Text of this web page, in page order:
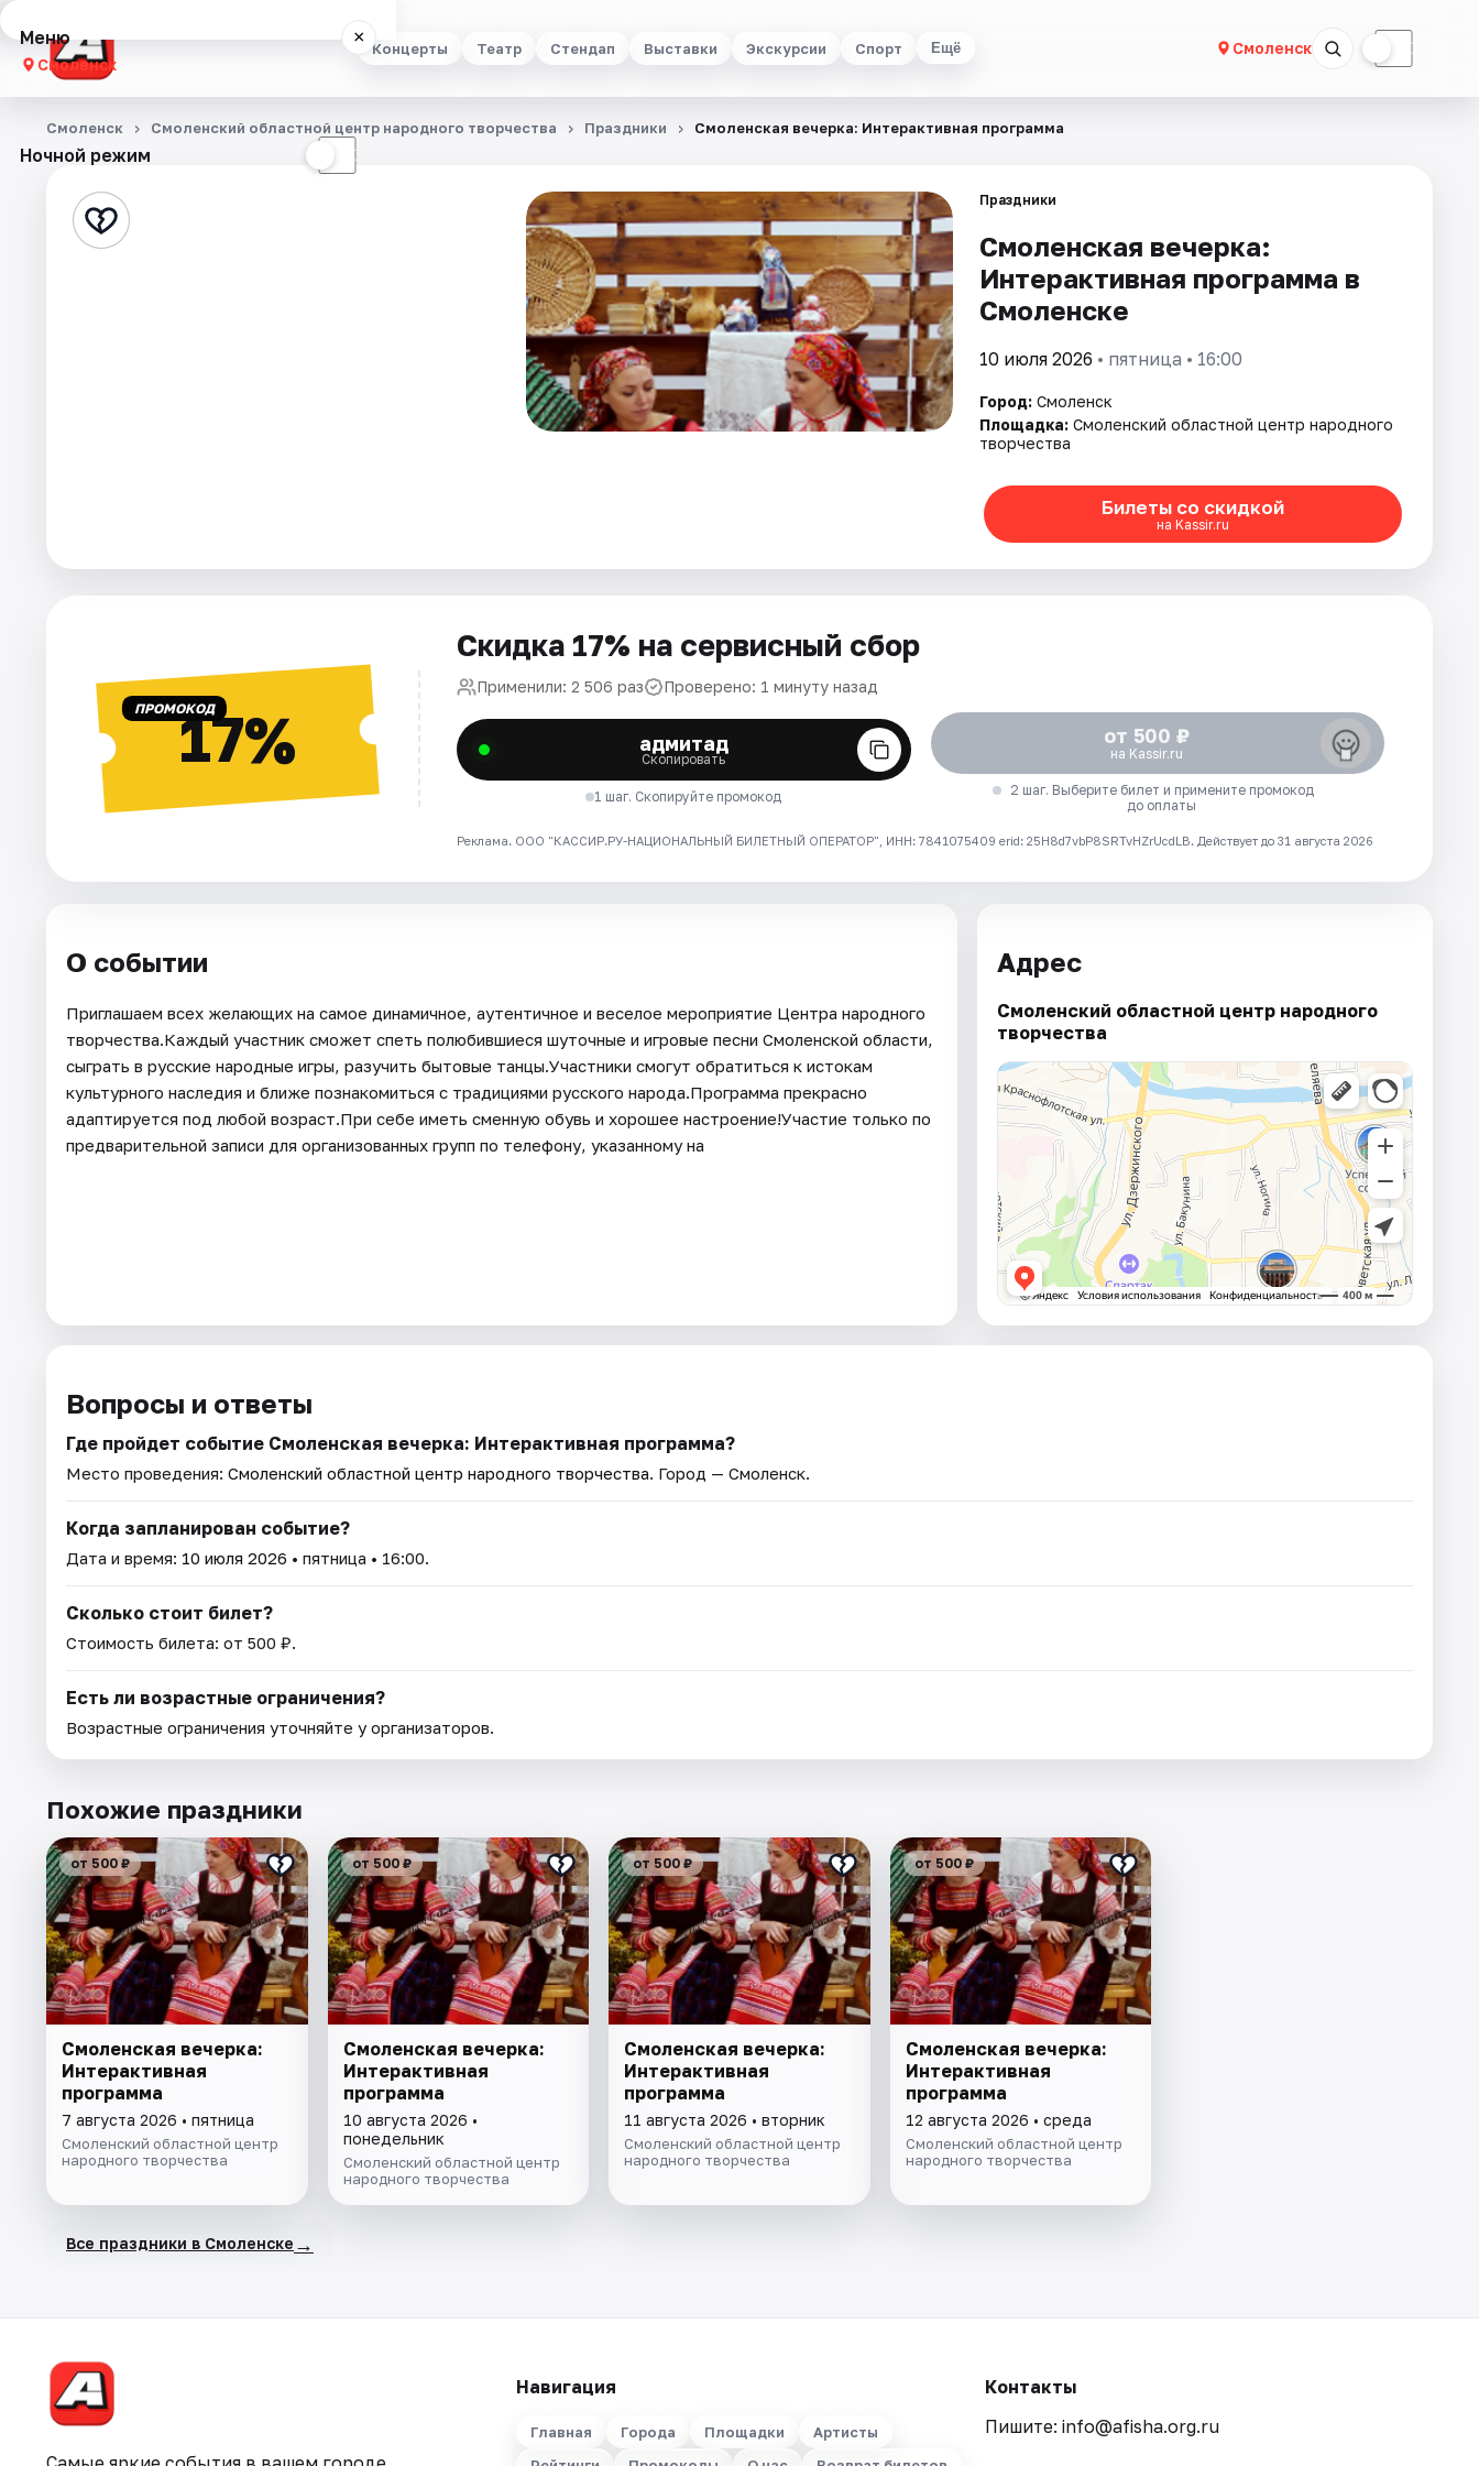
Концерты Театр Стендап Выставки Экскурсии Спорт Ещё Смоленск ☾
Меню ×
Смоленск
Концерты
Стендап
Ночной режим ☾
Смоленск Смоленский областной центр народного творчества Праздники Смоленская вечерка: Интерактивная программа
Праздники
Смоленская вечерка:
Интерактивная программа в
Смоленске
10 июля 2026 • пятница • 16:00
Город: Смоленск
Площадка: Смоленский областной центр народного
творчества
Билеты со скидкой
на Kassir.ru
ПРОМОКОД17%
Скидка 17% на сервисный сбор
Применили: 2 506 раз Проверено: 1 минуту назад
адмитад
Скопировать
1 шаг. Скопируйте промокод
от 500 ₽
на Kassir.ru
2 шаг. Выберите билет и примените промокод
до оплаты
Реклама. ООО "КАССИР.РУ-НАЦИОНАЛЬНЫЙ БИЛЕТНЫЙ ОПЕРАТОР", ИНН: 7841075409 erid: 25H8d7vbP8SRTvHZrUcdLB. Действует до 31 августа 2026
О событии
Приглашаем всех желающих на самое динамичное, аутентичное и веселое мероприятие Центра народного
творчества.Каждый участник сможет спеть полюбившиеся шуточные и игровые песни Смоленской области,
сыграть в русские народные игры, разучить бытовые танцы.Участники смогут обратиться к истокам
культурного наследия и ближе познакомиться с традициями русского народа.Программа прекрасно
адаптируется под любой возраст.При себе иметь сменную обувь и хорошее настроение!Участие только по
предварительной записи для организованных групп по телефону, указанному на
Адрес
Смоленский областной центр народного
творчества
Вопросы и ответы
Где пройдет событие Смоленская вечерка: Интерактивная программа?
Место проведения: Смоленский областной центр народного творчества. Город — Смоленск.
Когда запланирован событие?
Дата и время: 10 июля 2026 • пятница • 16:00.
Сколько стоит билет?
Стоимость билета: от 500 ₽.
Есть ли возрастные ограничения?
Возрастные ограничения уточняйте у организаторов.
Похожие праздники
от 500 ₽
Смоленская вечерка:
Интерактивная
программа
7 августа 2026 • пятница
Смоленский областной центр
народного творчества
от 500 ₽
Смоленская вечерка:
Интерактивная
программа
10 августа 2026 •
понедельник
Смоленский областной центр
народного творчества
от 500 ₽
Смоленская вечерка:
Интерактивная
программа
11 августа 2026 • вторник
Смоленский областной центр
народного творчества
от 500 ₽
Смоленская вечерка:
Интерактивная
программа
12 августа 2026 • среда
Смоленский областной центр
народного творчества
Все праздники в Смоленске →
Навигация
Главная Города Площадки
Артисты
Контакты
Пишите: info@afisha.org.ru